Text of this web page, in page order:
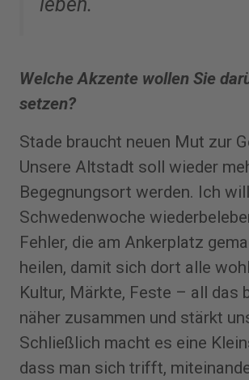
Welche Akzente wollen Sie
setzen?
Stade braucht neuen Mut zur
Unsere Altstadt soll wieder
Begegnungsort werden. Ich
Schwedenwoche
Fehler, die am Ankerplatz
heilen, damit sich dort alle
Kultur, Märkte, Feste – all das
näher zusammen und stärkt
Schließlich macht es eine
dass man sich trifft,